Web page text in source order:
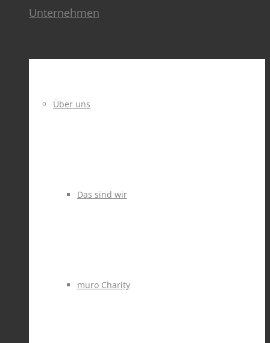
Unternehmen
Über uns
Das sind wir
muro Charity